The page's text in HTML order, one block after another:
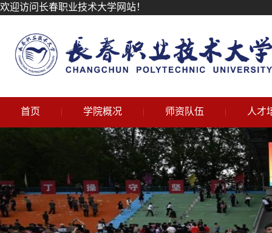
欢迎访问长春职业技术大学网站！
首页 | 学院概况 | 师资队伍 | 人才